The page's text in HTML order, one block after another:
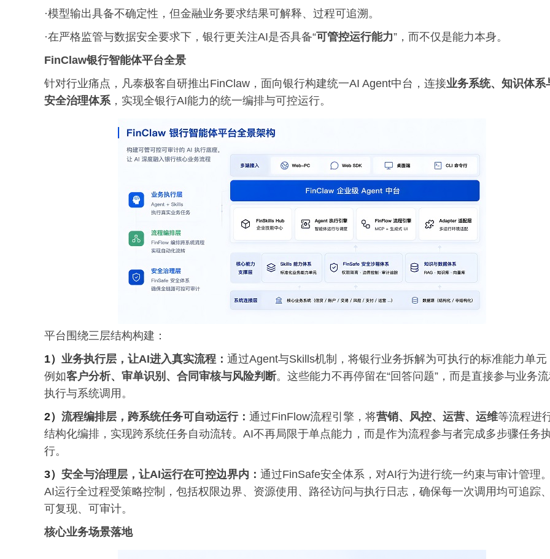
·模型输出具备不确定性，但金融业务要求结果可解释、过程可追溯。
·在严格监管与数据安全要求下，银行更关注AI是否具备“可管控运行能力”，而不仅是能力本身。
FinClaw银行智能体平台全景
针对行业痛点，凡泰极客自研推出FinClaw，面向银行构建统一AI Agent中台，连接业务系统、知识体系
安全治理体系，实现全银行AI能力的统一编排与可控运行。
平台围绕三层结构构建：
1） 业务执行层，让AI进入真实流程： 通过Agent与Skills机制，将银行业务拆解为可执行的标准能力单元
例如客户分析、审单识别、合同审核与风险判断。这些能力不再停留在“回答问题”，而是直接参与业务
执行与系统调用。
2） 流程编排层，跨系统任务可自动运行： 通过FinFlow流程引擎，将营销、风控、运营、运维等流程进
结构化编排，实现跨系统任务自动流转。AI不再局限于单点能力，而是作为流程参与者完成多步骤任务
行。
3） 安全与治理层，让AI运行在可控边界内： 通过FinSafe安全体系，对AI行为进行统一约束与审计管理
AI运行全过程受策略控制，包括权限边界、资源使用、路径访问与执行日志，确保每一次调用均可追踪
可复现、可审计。
核心业务场景落地